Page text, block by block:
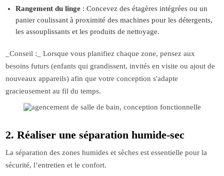
Rangement du linge : Concevez des étagères intégrées ou un
panier coulissant à proximité des machines pour les détergents,
les assouplissants et les produits de nettoyage.
_Conseil :_ Lorsque vous planifiez chaque zone, pensez aux
besoins futurs (enfants qui grandissent, invités en visite ou ajout de
nouveaux appareils) afin que votre conception s'adapte
gracieusement au fil du temps.
2. Réaliser une séparation humide-sec
La séparation des zones humides et sèches est essentielle pour la
sécurité, l’entretien et le confort.